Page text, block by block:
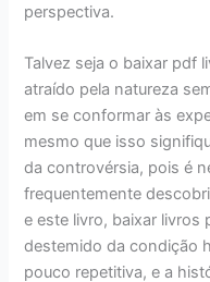
perspectiva.
Talvez seja o baixar pdf
atraído pela natureza
em se conformar às
mesmo que isso
da controvérsia, pois é
frequentemente
e este livro, baixar livros
destemido da condição
pouco repetitiva, e a